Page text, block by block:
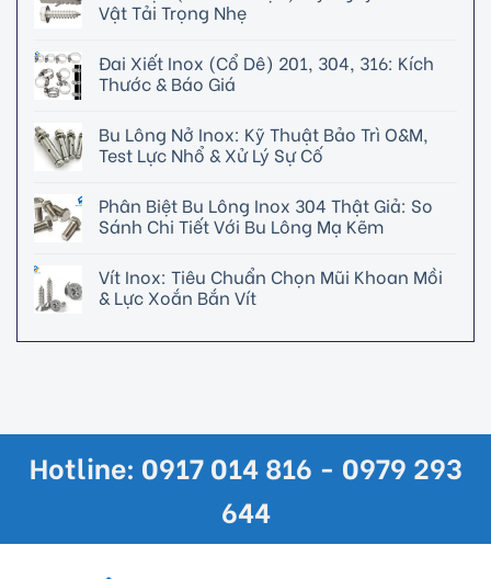
Vật Tải Trọng Nhẹ
Đai Xiết Inox (Cổ Dê) 201, 304, 316: Kích
Thước & Báo Giá
Bu Lông Nở Inox: Kỹ Thuật Bảo Trì O&M,
Test Lực Nhổ & Xử Lý Sự Cố
Phân Biệt Bu Lông Inox 304 Thật Giả: So
Sánh Chi Tiết Với Bu Lông Mạ Kẽm
Vít Inox: Tiêu Chuẩn Chọn Mũi Khoan Mồi
& Lực Xoắn Bắn Vít
Hotline: 0917 014 816 - 0979 293
644